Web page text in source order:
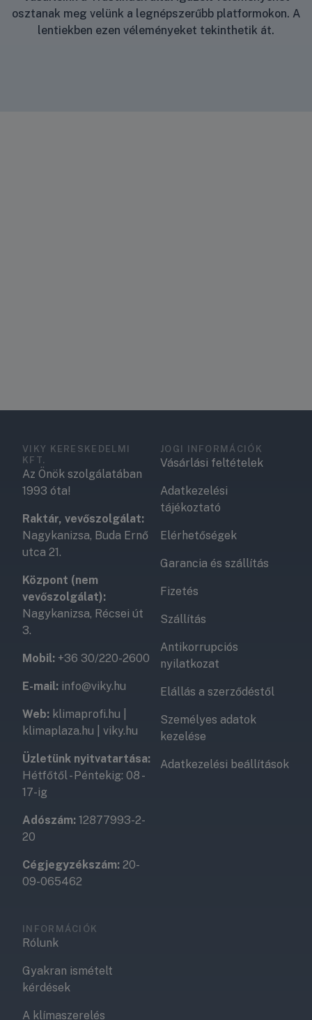
osztanak meg velünk a legnépszerűbb platformokon. A
lentiekben ezen véleményeket tekinthetik át.
VIKY KERESKEDELMI
KFT.
Az Önök szolgálatában
1993 óta!
Raktár, vevőszolgálat:
Nagykanizsa, Buda Ernő
utca 21.
Központ (nem
vevőszolgálat):
Nagykanizsa, Récsei út
3.
Mobil: +36 30/220-2600
E-mail: info@viky.hu
Web: klimaprofi.hu
klimaplaza.hu
viky.hu
Üzletünk nyitvatartása:
Hétfőtől - Péntekig: 08 -
17-ig
Adószám: 12877993-2-
20
Cégjegyzékszám: 20-
09-065462
JOGI INFORMÁCIÓK
Vásárlási feltételek
Adatkezelési
tájékoztató
Elérhetőségek
Garancia és szállítás
Fizetés
Szállítás
Antikorrupciós
nyilatkozat
Elállás a szerződéstől
Személyes adatok
kezelése
Adatkezelési beállítások
INFORMÁCIÓK
Rólunk
Gyakran ismételt
kérdések
A klímaszerelés